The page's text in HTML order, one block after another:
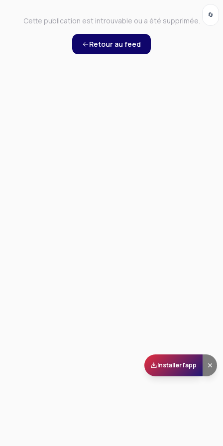
Cette publication est introuvable ou a été supprimée.
Retour au feed
Installer l'app
🔄